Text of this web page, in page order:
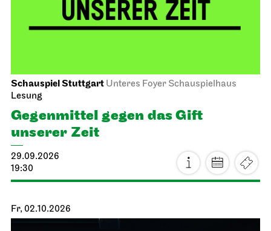
Schauspiel Stuttgart Unteres Foyer Schauspielhaus
Lesung
Gegen­mittel gegen das Gift
unserer Zeit
29.09.2026
19:30
Fr, 02.10.2026